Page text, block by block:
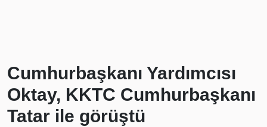
Cumhurbaşkanı Yardımcısı
Oktay, KKTC Cumhurbaşkanı
Tatar ile görüştü